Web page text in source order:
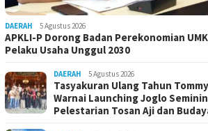
DAERAH 5 Agustus 2026
APKLI-P Dorong Badan Perekonomian
Pelaku Usaha Unggul 2030
DAERAH 5 Agustus 2026
Tasyakuran Ulang Tahun
Warnai Launching Joglo
Pelestarian Tosan Aji dan